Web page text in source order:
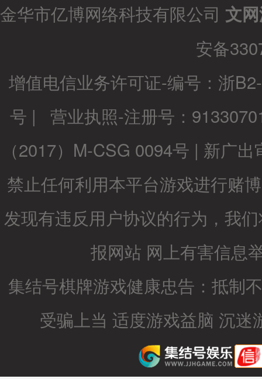
金华市亿博网络科技有限公司 文
安备
增值电信业务许可证-编号： 浙
号 | 营业执照-注册号：
（2017）M-CSG 0094号 | 新广
禁止任何利用本平台游戏进行赌
发现有违反用户协议的行为，我
报网站 网上有害信息
集结号棋牌游戏健康忠告：抵制
受骗上当 适度游戏益脑 沉